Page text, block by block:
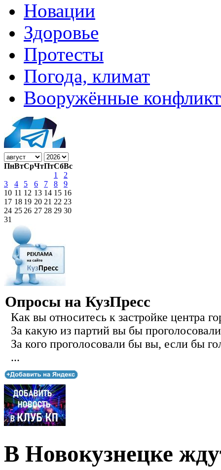
Новации
Здоровье
Протесты
Погода, климат
Вооружённые
ПнВтСрЧтПтСбВс
1
2
3
4 5 6 7 8
9
10 11 12 13 14 15 16
17 18 19 20 21 22 23
24 25 26 27 28 29 30
31
Опросы на КузПресс
Как вы относитесь к застройке центра
За какую из партий вы бы
За кого проголосовали бы вы, если бы
...
В Новокузнецке